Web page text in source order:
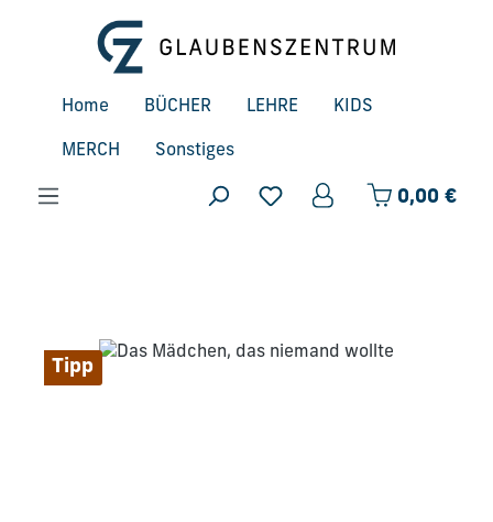
Zum Hauptinhalt springen
Home BÜCHER LEHRE KIDS
MERCH Sonstiges
0,00 €
Tipp